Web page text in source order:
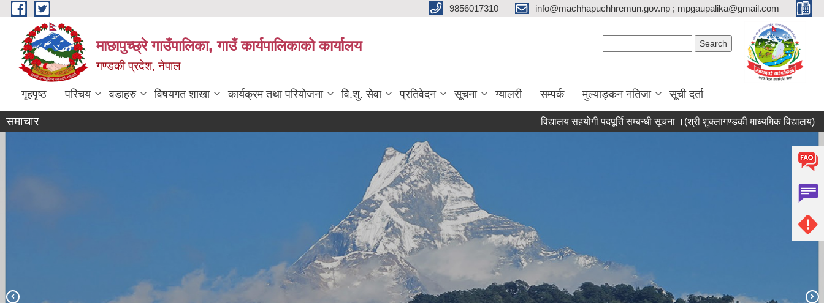
Skip to main content 9856017310 info@machhapuchhremun.gov.np ; mpgaupalika@gmail.com
माछापुच्छ्रे गाउँपालिका, गाउँ कार्यपालिकाको कार्यालय
गण्डकी प्रदेश, नेपाल
गृहपृष्ठ परिचय वडाहरु विषयगत शाखा कार्यक्रम तथा परियोजना वि.शु. सेवा प्रतिवेदन सूचना ग्यालरी सम्पर्क मुल्याङ्कन नतिजा सूची दर्ता
समाचार विद्यालय सहयोगी पदपूर्ति सम्बन्धी सूचना ।(श्री शुक्लागण्डकी माध्यमिक विद्यालय)